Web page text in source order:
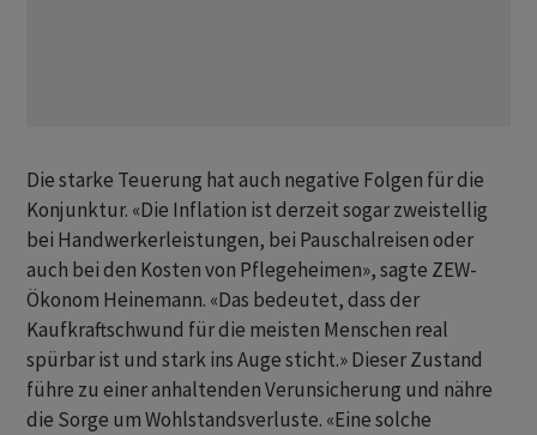
Die starke Teuerung hat auch negative Folgen für die
Konjunktur. «Die Inflation ist derzeit sogar zweistellig
bei Handwerkerleistungen, bei Pauschalreisen oder
auch bei den Kosten von Pflegeheimen», sagte ZEW-
Ökonom Heinemann. «Das bedeutet, dass der
Kaufkraftschwund für die meisten Menschen real
spürbar ist und stark ins Auge sticht.» Dieser Zustand
führe zu einer anhaltenden Verunsicherung und nähre
die Sorge um Wohlstandsverluste. «Eine solche